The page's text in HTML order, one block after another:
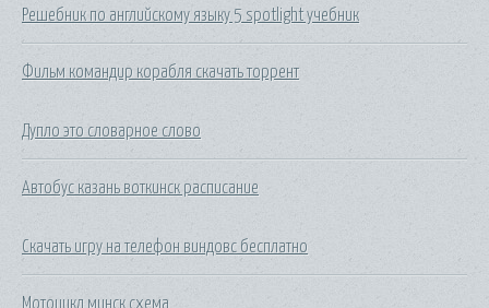
Решебник по английскому языку 5 spotlight учебник
Фильм командир корабля скачать торрент
Дупло это словарное слово
Автобус казань воткинск расписание
Скачать игру на телефон виндовс бесплатно
Мотоцикл минск схема